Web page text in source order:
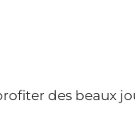
des beaux